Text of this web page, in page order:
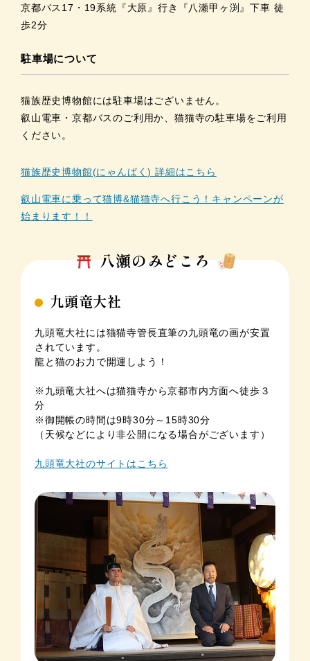
京都バス17・19系統『大原』行き『八瀬甲ヶ渕』下車 徒
歩2分
駐車場について
猫族歴史博物館には駐車場はございません。
叡山電車・京都バスのご利用か、猫猫寺の駐車場をご利用
ください。
猫族歴史博物館(にゃんぱく) 詳細はこちら
叡山電車に乗って猫博&猫猫寺へ行こう！キャンペーンが
始まります！！
八瀬のみどころ
九頭竜大社
九頭竜大社には猫猫寺管長直筆の九頭竜の画が安置
されています。
龍と猫のお力で開運しよう！
※九頭竜大社へは猫猫寺から京都市内方面へ徒歩３
分
※御開帳の時間は9時30分～15時30分
（天候などにより非公開になる場合がございます）
九頭竜大社のサイトはこちら